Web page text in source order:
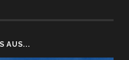
AUS...